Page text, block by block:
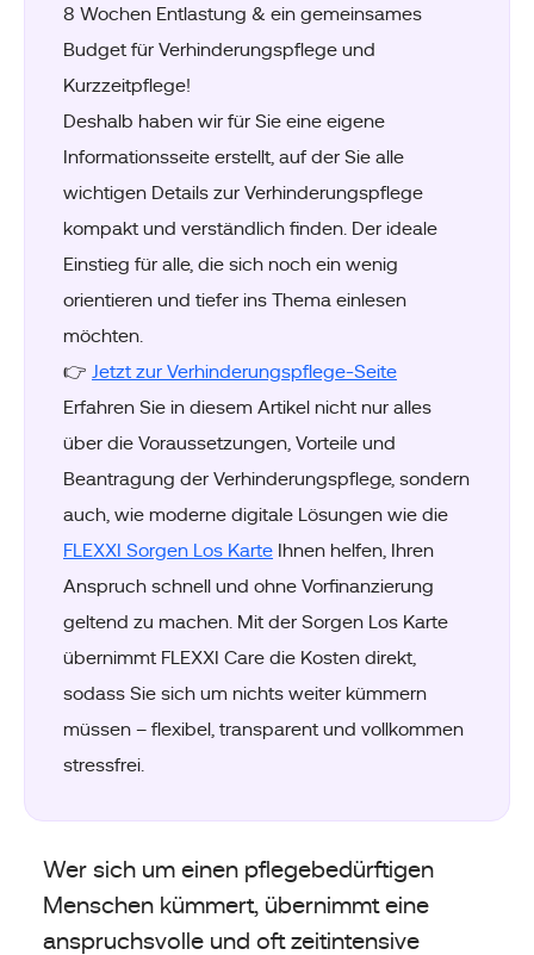
8 Wochen Entlastung & ein gemeinsames
Budget für Verhinderungspflege und
Kurzzeitpflege!
Deshalb haben wir für Sie eine eigene
Informationsseite erstellt, auf der Sie alle
wichtigen Details zur Verhinderungspflege
kompakt und verständlich finden. Der ideale
Einstieg für alle, die sich noch ein wenig
orientieren und tiefer ins Thema einlesen
möchten.
👉 Jetzt zur Verhinderungspflege-Seite
Erfahren Sie in diesem Artikel nicht nur alles
über die Voraussetzungen, Vorteile und
Beantragung der Verhinderungspflege, sondern
auch, wie moderne digitale Lösungen wie die
FLEXXI Sorgen Los Karte Ihnen helfen, Ihren
Anspruch schnell und ohne Vorfinanzierung
geltend zu machen. Mit der Sorgen Los Karte
übernimmt FLEXXI Care die Kosten direkt,
sodass Sie sich um nichts weiter kümmern
müssen – flexibel, transparent und vollkommen
stressfrei.
Wer sich um einen pflegebedürftigen
Menschen kümmert, übernimmt eine
anspruchsvolle und oft zeitintensive